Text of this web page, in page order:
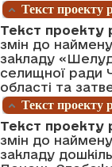
Текст проекту
Текст проекту
змін до
закладу
селищної ради
області та
Текст проекту
Текст проекту
змін до
закладу